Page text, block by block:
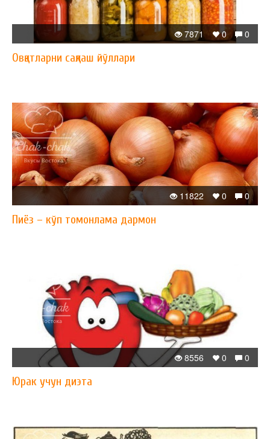
0
0
7871
Овқатларни сақлаш йўллари
0
0
11822
Пиёз – кўп томонлама дармон
0
0
8556
Юрак учун диэта